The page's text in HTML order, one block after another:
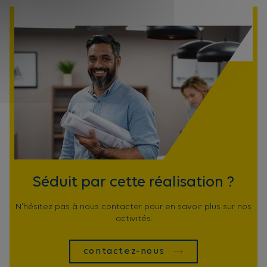
Séduit par cette réalisation ?
N'hésitez pas à nous contacter pour en savoir plus sur nos
activités.
contactez-nous